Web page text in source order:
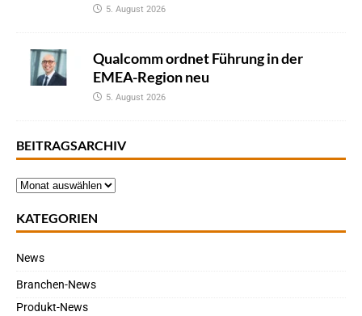
5. August 2026
Qualcomm ordnet Führung in der
EMEA-Region neu
5. August 2026
BEITRAGSARCHIV
KATEGORIEN
News
Branchen-News
Produkt-News